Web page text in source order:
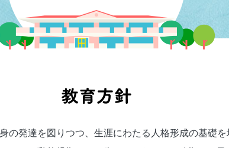
の発達を図りつつ、生涯にわたる人格形成の基礎